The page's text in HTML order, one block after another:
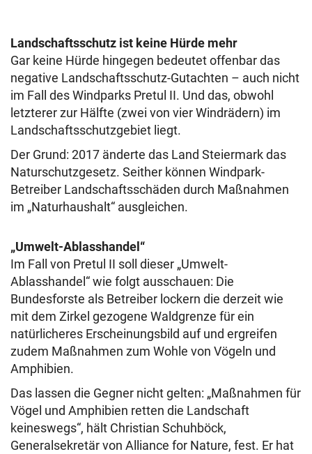
Landschaftsschutz ist keine Hürde mehr
Gar keine Hürde hingegen bedeutet offenbar das
negative Landschaftsschutz-Gutachten – auch nicht
im Fall des Windparks Pretul II. Und das, obwohl
letzterer zur Hälfte (zwei von vier Windrädern) im
Landschaftsschutzgebiet liegt.
Der Grund: 2017 änderte das Land Steiermark das
Naturschutzgesetz. Seither können Windpark-
Betreiber Landschaftsschäden durch Maßnahmen
im „Naturhaushalt“ ausgleichen.
„Umwelt-Ablasshandel“
Im Fall von Pretul II soll dieser „Umwelt-
Ablasshandel“ wie folgt ausschauen: Die
Bundesforste als Betreiber lockern die derzeit wie
mit dem Zirkel gezogene Waldgrenze für ein
natürlicheres Erscheinungsbild auf und ergreifen
zudem Maßnahmen zum Wohle von Vögeln und
Amphibien.
Das lassen die Gegner nicht gelten: „Maßnahmen für
Vögel und Amphibien retten die Landschaft
keineswegs“, hält Christian Schuhböck,
Generalsekretär von Alliance for Nature, fest. Er hat